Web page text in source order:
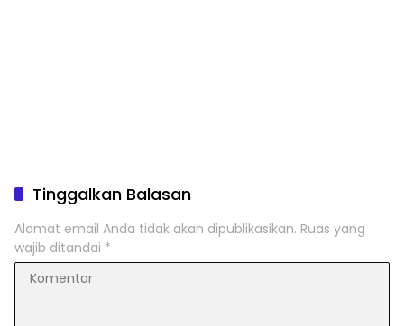
Tinggalkan Balasan
Alamat email Anda tidak akan dipublikasikan. Ruas yang
wajib ditandai *